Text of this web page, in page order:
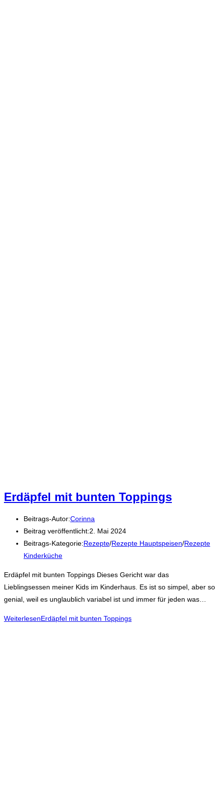
Erdäpfel mit bunten Toppings
Beitrags-Autor:Corinna
Beitrag veröffentlicht:2. Mai 2024
Beitrags-Kategorie:Rezepte/Rezepte Hauptspeisen/Rezepte
Kinderküche
Erdäpfel mit bunten Toppings Dieses Gericht war das
Lieblingsessen meiner Kids im Kinderhaus. Es ist so simpel, aber so
genial, weil es unglaublich variabel ist und immer für jeden was…
WeiterlesenErdäpfel mit bunten Toppings